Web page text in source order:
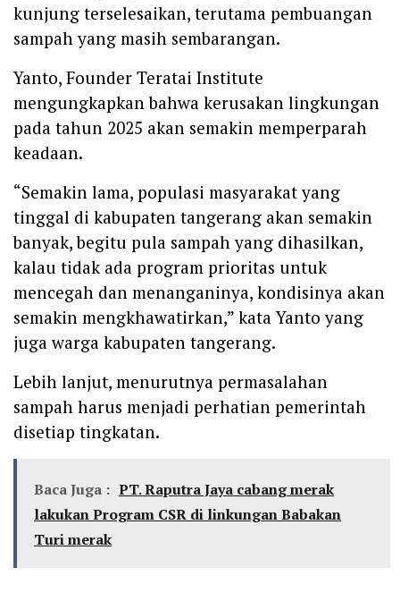
kunjung terselesaikan, terutama pembuangan
sampah yang masih sembarangan.
Yanto, Founder Teratai Institute
mengungkapkan bahwa kerusakan lingkungan
pada tahun 2025 akan semakin memperparah
keadaan.
“Semakin lama, populasi masyarakat yang
tinggal di kabupaten tangerang akan semakin
banyak, begitu pula sampah yang dihasilkan,
kalau tidak ada program prioritas untuk
mencegah dan menanganinya, kondisinya akan
semakin mengkhawatirkan,” kata Yanto yang
juga warga kabupaten tangerang.
Lebih lanjut, menurutnya permasalahan
sampah harus menjadi perhatian pemerintah
disetiap tingkatan.
Baca Juga : PT. Raputra Jaya cabang merak
lakukan Program CSR di linkungan Babakan
Turi merak